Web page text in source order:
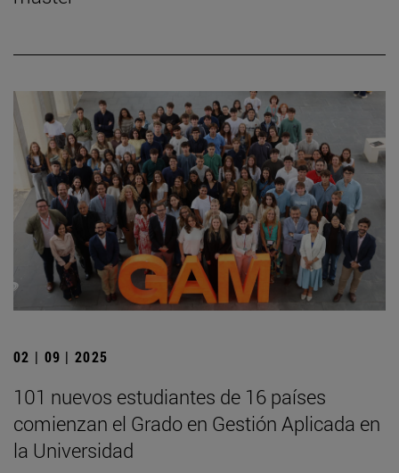
02 | 09 | 2025
101 nuevos estudiantes de 16 países
comienzan el Grado en Gestión Aplicada en
la Universidad